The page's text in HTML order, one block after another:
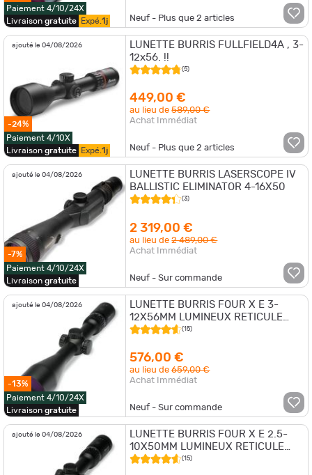
Paiement 4/10/24X
Livraison gratuite Expé. 1j Neuf - Plus que2 articles
ajouté le 04/08/2026
-24%
Paiement 4/10X
Livraison gratuite Expé.1j
LUNETTE BURRIS FULLFIELD4A , 3-
12x56. !!
(5)
449,00 €
au lieu de589,00 €
Achat Immédiat
Neuf - Plus que2 articles
ajouté le 04/08/2026
-7%
Paiement 4/10/24X
Livraison gratuite
LUNETTE BURRIS LASERSCOPE IV
BALLISTIC ELIMINATOR 4-16X50
(3)
2 319,00 €
au lieu de2 489,00 €
Achat Immédiat
Neuf - Sur commande
ajouté le 04/08/2026
-13%
Paiement 4/10/24X
Livraison gratuite
LUNETTE BURRIS FOUR X E 3-
12X56MM LUMINEUX RETICULE
3P4 DIAMETRE30 200504
(15)
576,00 €
au lieu de659,00 €
Achat Immédiat
Neuf - Sur commande
ajouté le 04/08/2026
LUNETTE BURRIS FOUR X E 2.5-
10X50MM LUMINEUX RETICULE
3P4 DIAMETRE30 200503
(15)